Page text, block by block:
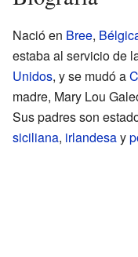
Nació en Bree,
estaba al servicio de
Unidos, y se mudó a
madre, Mary Lou
Sus padres son
siciliana, irlandesay